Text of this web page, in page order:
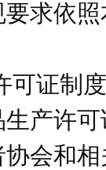
要求依
可证制
产许
会和